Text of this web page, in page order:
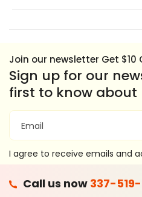
Join our newsletter Get $10
Sign up for our
first to know about
Email
I agree to receive emails and
Call us now 337-
T